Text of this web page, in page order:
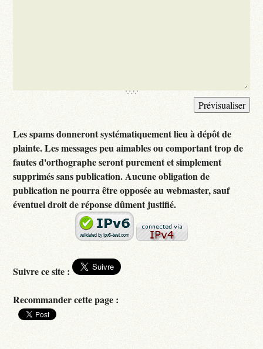
Les spams donneront systématiquement lieu à dépôt de
plainte. Les messages peu aimables ou comportant trop de
fautes d'orthographe seront purement et simplement
supprimés sans publication. Aucune obligation de
publication ne pourra être opposée au webmaster, sauf
éventuel droit de réponse dûment justifié.
Suivre ce site :
Recommander cette page :